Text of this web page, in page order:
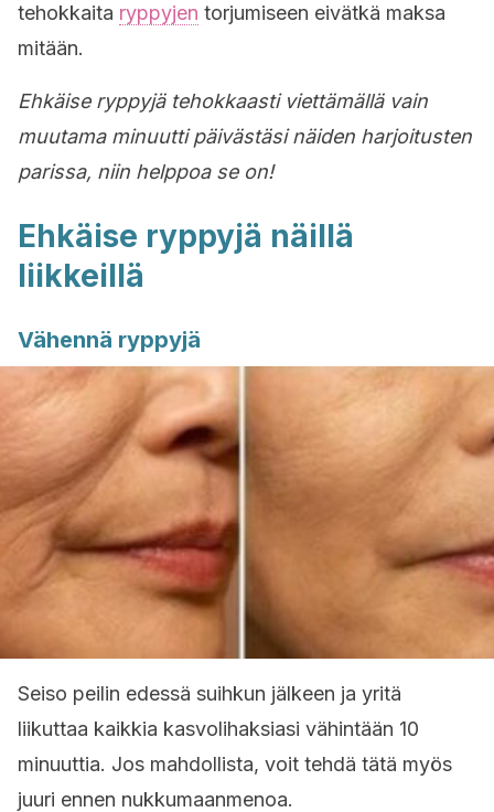
tehokkaita ryppyjen torjumiseen eivätkä maksa
mitään.
Ehkäise ryppyjä tehokkaasti viettämällä vain
muutama minuutti päivästäsi näiden harjoitusten
parissa, niin helppoa se on!
Ehkäise ryppyjä näillä
liikkeillä
Vähennä ryppyjä
Seiso peilin edessä suihkun jälkeen ja yritä
liikuttaa kaikkia kasvolihaksiasi vähintään 10
minuuttia. Jos mahdollista, voit tehdä tätä myös
juuri ennen nukkumaanmenoa.